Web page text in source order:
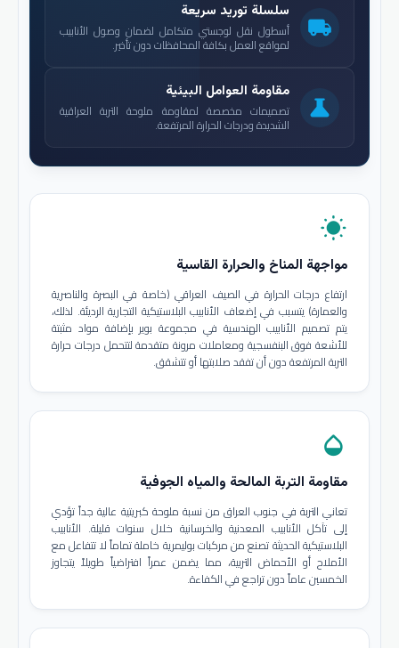
local_shipping
سلسلة توريد سريعة
أسطول نقل لوجستي متكامل لضمان وصول الأنابيب
لمواقع العمل بكافة المحافظات دون تأخير.
science
مقاومة العوامل البيئية
تصميمات مخصصة لمقاومة ملوحة التربة العراقية
الشديدة ودرجات الحرارة المرتفعة.
wb_sunny
مواجهة المناخ والحرارة القاسية
ارتفاع درجات الحرارة في الصيف العراقي (خاصة في البصرة والناصرية
والعمارة) يتسبب في إضعاف الأنابيب البلاستيكية التجارية الرديئة. لذلك،
يتم تصميم الأنابيب الهندسية في مجموعة بوير بإضافة مواد مثبتة
للأشعة فوق البنفسجية ومعاملات مرونة متقدمة لتتحمل درجات حرارة
التربة المرتفعة دون أن تفقد صلابتها أو تتشقق.
opacity
مقاومة التربة المالحة والمياه الجوفية
تعاني التربة في جنوب العراق من نسبة ملوحة كبريتية عالية جداً تؤدي
إلى تآكل الأنابيب المعدنية والخرسانية خلال سنوات قليلة. الأنابيب
البلاستيكية الحديثة تصنع من مركبات بوليمرية خاملة تماماً لا تتفاعل مع
الأملاح أو الأحماض التربية، مما يضمن عمراً افتراضياً طويلاً يتجاوز
الخمسين عاماً دون تراجع في الكفاءة.